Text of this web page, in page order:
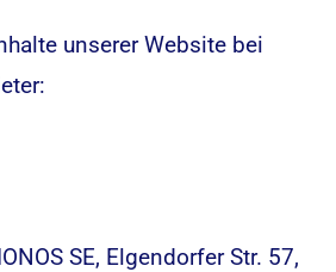
unserer Website bei
SE, Elgendorfer Str. 57,